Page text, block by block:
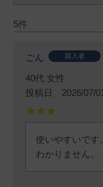
5
ごん 購入者
40代 女性
投稿日
2026/07/01
使いやすいです
わかりません。